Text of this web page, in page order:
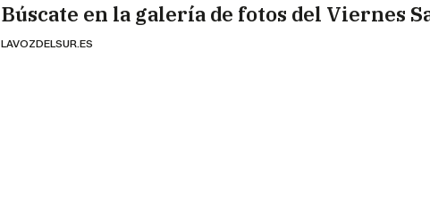
Búscate en la galería de fotos del Viernes
LAVOZDELSUR.ES